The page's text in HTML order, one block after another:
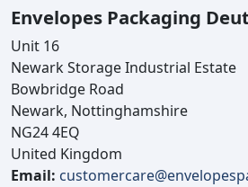
Envelopes Packaging
Unit 16
Newark Storage Industrial Estate
Bowbridge Road
Newark, Nottinghamshire
NG24 4EQ
United Kingdom
Email: